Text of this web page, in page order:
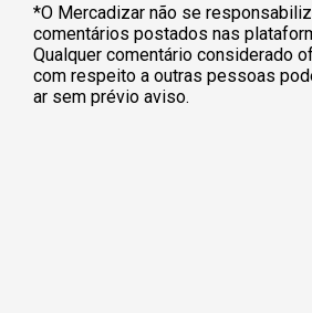
*O Mercadizar não se
comentários postados nas
Qualquer comentário considerado
com respeito a outras pessoas
ar sem prévio aviso.